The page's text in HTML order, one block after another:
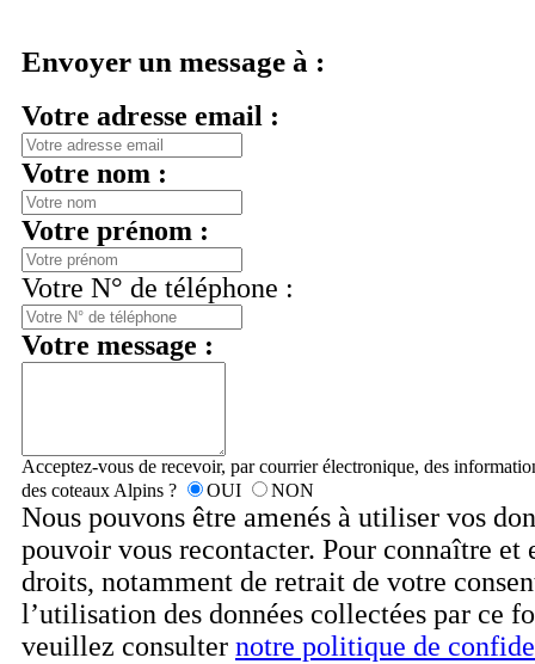
Envoyer un message à :
Votre adresse email :
Votre nom :
Votre prénom :
Votre N° de téléphone :
Votre message :
Acceptez-vous de recevoir, par courrier électronique, des
des coteaux Alpins ?
OUI NON
Nous pouvons être amenés à utiliser vos
pouvoir vous recontacter. Pour connaître et
droits, notamment de retrait de votre
l’utilisation des données collectées par ce
veuillez consulter notre politique de